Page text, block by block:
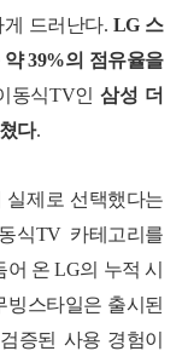
드러난다. LG 스
약 39%의 점유율을
동식TV인삼성 더
다.
제로 선택했다는
식TV 카테고리를
온 LG의 누적 시
빙스타일은 출시된
증된 사용 경험이